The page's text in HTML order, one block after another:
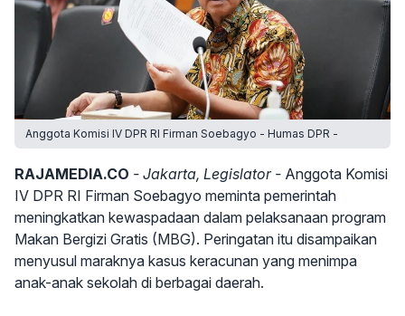
Anggota Komisi IV DPR RI Firman Soebagyo - Humas DPR -
RAJAMEDIA.CO - Jakarta, Legislator - Anggota Komisi
IV DPR RI Firman Soebagyo meminta pemerintah
meningkatkan kewaspadaan dalam pelaksanaan program
Makan Bergizi Gratis (MBG). Peringatan itu disampaikan
menyusul maraknya kasus keracunan yang menimpa
anak-anak sekolah di berbagai daerah.